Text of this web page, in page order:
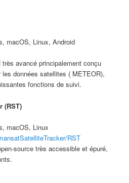
macOS, Linux, Android
très avancé principalement conçu
données satellites ( METEOR),
fonctions de suivi.
(RST)
macOS, Linux
RST
source très accessible et épuré,